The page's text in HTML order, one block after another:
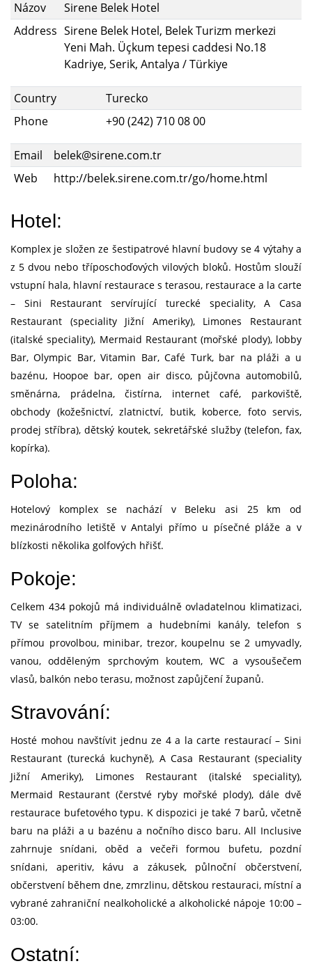
Názov
Sirene Belek Hotel
Address Sirene Belek Hotel, Belek Turizm merkezi
Yeni Mah. Üçkum tepesi caddesi No.18
Kadriye, Serik, Antalya / Türkiye
Country
Turecko
Phone
+90 (242) 710 08 00
Email
belek@sirene.com.tr
Web
http://belek.sirene.com.tr/go/home.html
Hotel:
Komplex je složen ze šestipatrové hlavní budovy se 4 výtahy a
z 5 dvou nebo tříposchoďových vilových bloků. Hostům slouží
vstupní hala, hlavní restaurace s terasou, restaurace a la carte
– Sini Restaurant servírující turecké speciality, A Casa
Restaurant (speciality Jižní Ameriky), Limones Restaurant
(italské speciality), Mermaid Restaurant (mořské plody), lobby
Bar, Olympic Bar, Vitamin Bar, Café Turk, bar na pláži a u
bazénu, Hoopoe bar, open air disco, půjčovna automobilů,
směnárna, prádelna, čistírna, internet café, parkoviště,
obchody (kožešnictví, zlatnictví, butik, koberce, foto servis,
prodej stříbra), dětský koutek, sekretářské služby (telefon, fax,
kopírka).
Poloha:
Hotelový komplex se nachází v Beleku asi 25 km od
mezinárodního letiště v Antalyi přímo u písečné pláže a v
blízkosti několika golfových hřišť.
Pokoje:
Celkem 434 pokojů má individuálně ovladatelnou klimatizaci,
TV se satelitním příjmem a hudebními kanály, telefon s
přímou provolbou, minibar, trezor, koupelnu se 2 umyvadly,
vanou, odděleným sprchovým koutem, WC a vysoušečem
vlasů, balkón nebo terasu, možnost zapůjčení županů.
Stravování:
Hosté mohou navštívit jednu ze 4 a la carte restaurací – Sini
Restaurant (turecká kuchyně), A Casa Restaurant (speciality
Jižní Ameriky), Limones Restaurant (italské speciality),
Mermaid Restaurant (čerstvé ryby mořské plody), dále dvě
restaurace bufetového typu. K dispozici je také 7 barů, včetně
baru na pláži a u bazénu a nočního disco baru. All Inclusive
zahrnuje snídani, oběd a večeři formou bufetu, pozdní
snídani, aperitiv, kávu a zákusek, půlnoční občerstvení,
občerstvení během dne, zmrzlinu, dětskou restauraci, místní a
vybrané zahraniční nealkoholické a alkoholické nápoje 10:00 –
03:00.
Ostatní: